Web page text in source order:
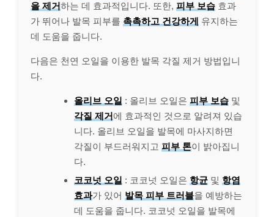
을 제거하는 데 효과적입니다. 또한, 피부 보습 효과
가 뛰어나 발목 피부를 촉촉하고 건강하게 유지하는
데 도움을 줍니다.
다음은 천연 오일을 이용한 발목 각질 제거 방법입니
다.
올리브 오일 : 올리브 오일은 피부 보습 및
각질 제거에 효과적인 것으로 알려져 있습
니다. 올리브 오일을 발목에 마사지하면
각질이 부드러워지고 피부 톤이 밝아집니
다.
코코넛 오일 : 코코넛 오일은 항균 및 항염
효과가 있어 발목 피부 트러블을 예방하는
데 도움을 줍니다. 코코넛 오일을 발목에